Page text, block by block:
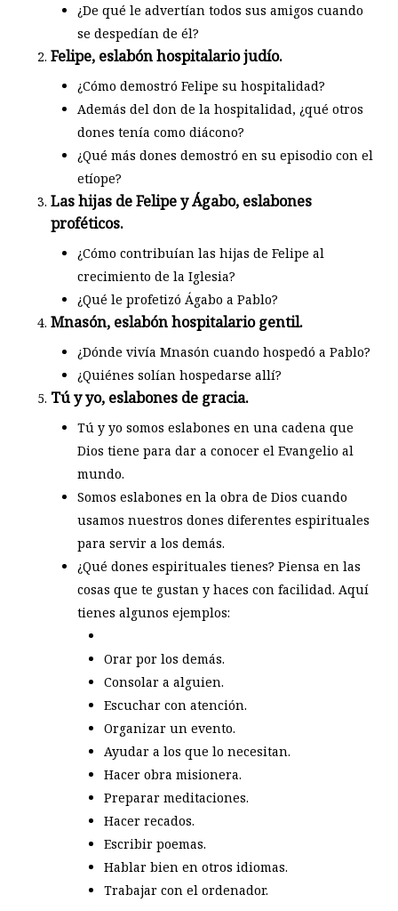
¿De qué le advertían todos sus amigos cuando
se despedían de él?
Felipe, eslabón hospitalario judío.
¿Cómo demostró Felipe su hospitalidad?
Además del don de la hospitalidad, ¿qué otros
dones tenía como diácono?
¿Qué más dones demostró en su episodio con el
etíope?
Las hijas de Felipe y Ágabo, eslabones
proféticos.
¿Cómo contribuían las hijas de Felipe al
crecimiento de la Iglesia?
¿Qué le profetizó Ágabo a Pablo?
Mnasón, eslabón hospitalario gentil.
¿Dónde vivía Mnasón cuando hospedó a Pablo?
¿Quiénes solían hospedarse allí?
Tú y yo, eslabones de gracia.
Tú y yo somos eslabones en una cadena que
Dios tiene para dar a conocer el Evangelio al
mundo.
Somos eslabones en la obra de Dios cuando
usamos nuestros dones diferentes espirituales
para servir a los demás.
¿Qué dones espirituales tienes? Piensa en las
cosas que te gustan y haces con facilidad. Aquí
tienes algunos ejemplos:
Orar por los demás.
Consolar a alguien.
Escuchar con atención.
Organizar un evento.
Ayudar a los que lo necesitan.
Hacer obra misionera.
Preparar meditaciones.
Hacer recados.
Escribir poemas.
Hablar bien en otros idiomas.
Trabajar con el ordenador.